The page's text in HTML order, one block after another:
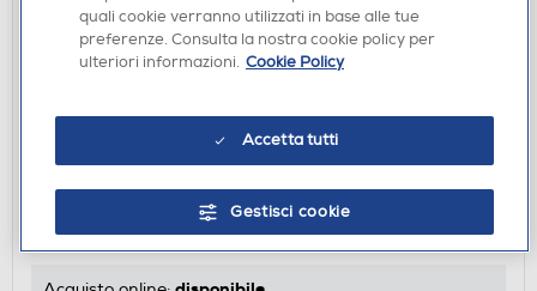
ACCESSORI AUDIO
SBS - ECAPOWERIT15-Nero
€ 8,90
quali cookie verranno utilizzati in base alle tue
preferenze. Consulta la nostra cookie policy per
ulteriori informazioni. Cookie Policy
Accetta tutti
Gestisci cookie